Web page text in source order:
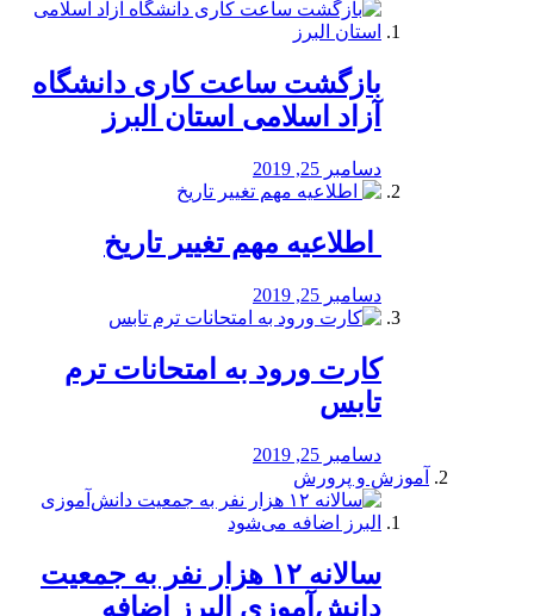
بازگشت ساعت کاری دانشگاه
آزاد اسلامی استان البرز
دسامبر 25, 2019
️ اطلاعیه مهم تغییر تاریخ
دسامبر 25, 2019
کارت ورود به امتحانات ترم
تابس
دسامبر 25, 2019
آموزش و پرورش
️سالانه ۱۲ هزار نفر به جمعیت
دانش‌آموزی البرز اضافه